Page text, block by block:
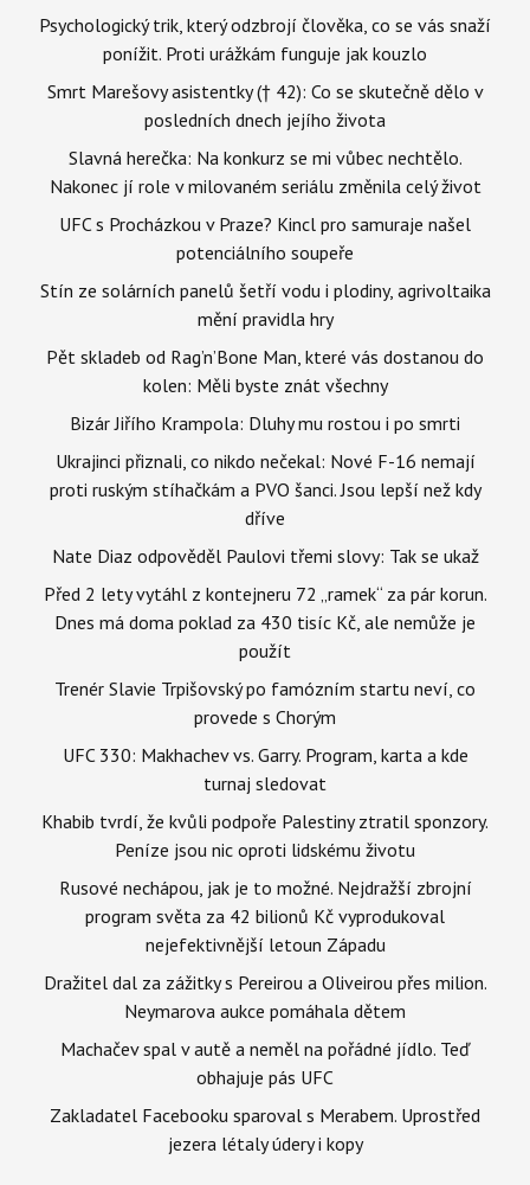
Psychologický trik, který odzbrojí člověka, co se vás snaží
ponížit. Proti urážkám funguje jak kouzlo
Smrt Marešovy asistentky († 42): Co se skutečně dělo v
posledních dnech jejího života
Slavná herečka: Na konkurz se mi vůbec nechtělo.
Nakonec jí role v milovaném seriálu změnila celý život
UFC s Procházkou v Praze? Kincl pro samuraje našel
potenciálního soupeře
Stín ze solárních panelů šetří vodu i plodiny, agrivoltaika
mění pravidla hry
Pět skladeb od Rag’n’Bone Man, které vás dostanou do
kolen: Měli byste znát všechny
Bizár Jiřího Krampola: Dluhy mu rostou i po smrti
Ukrajinci přiznali, co nikdo nečekal: Nové F-16 nemají
proti ruským stíhačkám a PVO šanci. Jsou lepší než kdy
dříve
Nate Diaz odpověděl Paulovi třemi slovy: Tak se ukaž
Před 2 lety vytáhl z kontejneru 72 „ramek“ za pár korun.
Dnes má doma poklad za 430 tisíc Kč, ale nemůže je
použít
Trenér Slavie Trpišovský po famózním startu neví, co
provede s Chorým
UFC 330: Makhachev vs. Garry. Program, karta a kde
turnaj sledovat
Khabib tvrdí, že kvůli podpoře Palestiny ztratil sponzory.
Peníze jsou nic oproti lidskému životu
Rusové nechápou, jak je to možné. Nejdražší zbrojní
program světa za 42 bilionů Kč vyprodukoval
nejefektivnější letoun Západu
Dražitel dal za zážitky s Pereirou a Oliveirou přes milion.
Neymarova aukce pomáhala dětem
Machačev spal v autě a neměl na pořádné jídlo. Teď
obhajuje pás UFC
Zakladatel Facebooku sparoval s Merabem. Uprostřed
jezera létaly údery i kopy